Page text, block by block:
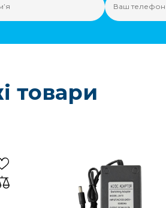
товари